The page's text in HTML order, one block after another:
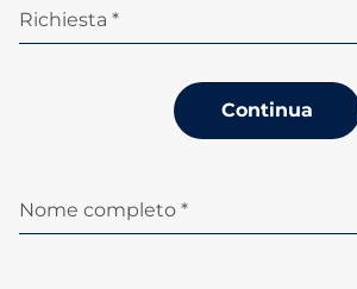
Richiesta *
Continua
Nome completo *